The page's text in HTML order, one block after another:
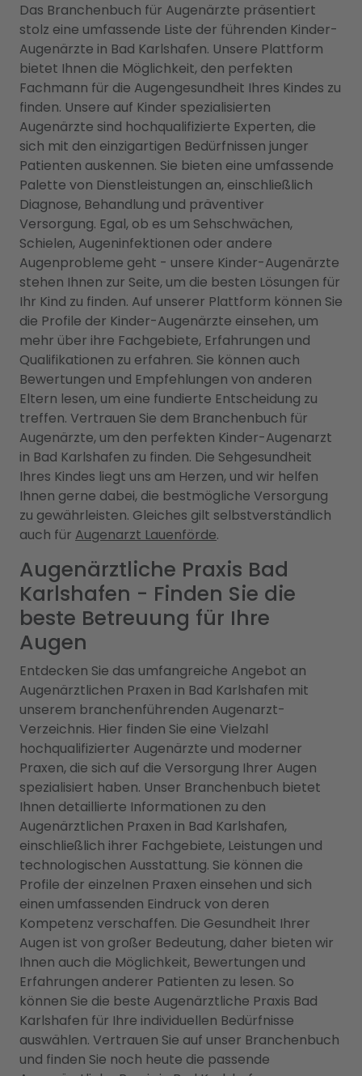
Das Branchenbuch für Augenärzte präsentiert
stolz eine umfassende Liste der führenden Kinder-
Augenärzte in Bad Karlshafen. Unsere Plattform
bietet Ihnen die Möglichkeit, den perfekten
Fachmann für die Augengesundheit Ihres Kindes zu
finden. Unsere auf Kinder spezialisierten
Augenärzte sind hochqualifizierte Experten, die
sich mit den einzigartigen Bedürfnissen junger
Patienten auskennen. Sie bieten eine umfassende
Palette von Dienstleistungen an, einschließlich
Diagnose, Behandlung und präventiver
Versorgung. Egal, ob es um Sehschwächen,
Schielen, Augeninfektionen oder andere
Augenprobleme geht - unsere Kinder-Augenärzte
stehen Ihnen zur Seite, um die besten Lösungen für
Ihr Kind zu finden. Auf unserer Plattform können Sie
die Profile der Kinder-Augenärzte einsehen, um
mehr über ihre Fachgebiete, Erfahrungen und
Qualifikationen zu erfahren. Sie können auch
Bewertungen und Empfehlungen von anderen
Eltern lesen, um eine fundierte Entscheidung zu
treffen. Vertrauen Sie dem Branchenbuch für
Augenärzte, um den perfekten Kinder-Augenarzt
in Bad Karlshafen zu finden. Die Sehgesundheit
Ihres Kindes liegt uns am Herzen, und wir helfen
Ihnen gerne dabei, die bestmögliche Versorgung
zu gewährleisten. Gleiches gilt selbstverständlich
auch für Augenarzt Lauenförde.
Augenärztliche Praxis Bad
Karlshafen - Finden Sie die
beste Betreuung für Ihre
Augen
Entdecken Sie das umfangreiche Angebot an
Augenärztlichen Praxen in Bad Karlshafen mit
unserem branchenführenden Augenarzt-
Verzeichnis. Hier finden Sie eine Vielzahl
hochqualifizierter Augenärzte und moderner
Praxen, die sich auf die Versorgung Ihrer Augen
spezialisiert haben. Unser Branchenbuch bietet
Ihnen detaillierte Informationen zu den
Augenärztlichen Praxen in Bad Karlshafen,
einschließlich ihrer Fachgebiete, Leistungen und
technologischen Ausstattung. Sie können die
Profile der einzelnen Praxen einsehen und sich
einen umfassenden Eindruck von deren
Kompetenz verschaffen. Die Gesundheit Ihrer
Augen ist von großer Bedeutung, daher bieten wir
Ihnen auch die Möglichkeit, Bewertungen und
Erfahrungen anderer Patienten zu lesen. So
können Sie die beste Augenärztliche Praxis Bad
Karlshafen für Ihre individuellen Bedürfnisse
auswählen. Vertrauen Sie auf unser Branchenbuch
und finden Sie noch heute die passende